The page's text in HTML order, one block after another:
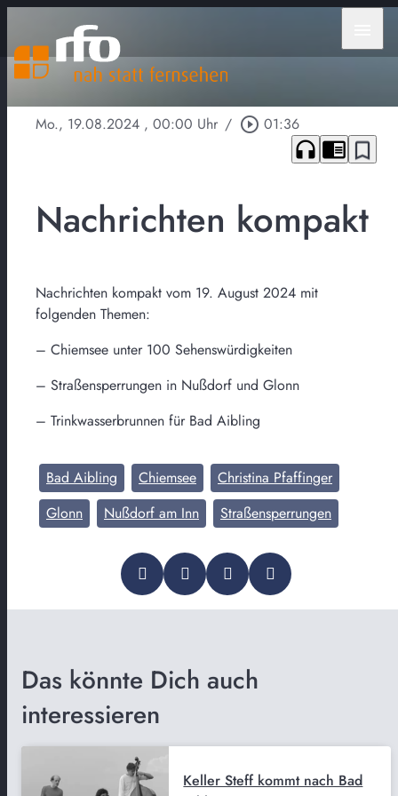
Mo., 19.08.2024 , 00:00 Uhr / play_circle_outline 01:36
headphones chrome_reader_mode bookmark_border
Nachrichten kompakt
Nachrichten kompakt vom 19. August 2024 mit
folgenden Themen:
– Chiemsee unter 100 Sehenswürdigkeiten
– Straßensperrungen in Nußdorf und Glonn
– Trinkwasserbrunnen für Bad Aibling
Bad Aibling Chiemsee
Christina Pfaffinger
Glonn
Nußdorf am Inn Straßensperrungen
Das könnte Dich auch
interessieren
Keller Steff kommt nach Bad